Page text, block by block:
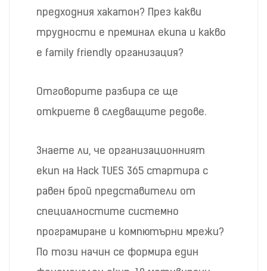
предходния хакатон? През какви
трудности е преминал екипа и какво
е family friendly организация?
Отговорите разбира се ще
откриете в следващите редове.
Знаете ли, че организационният
екип на Hack TUES 365 стартира с
равен брой представители от
специалностите системно
програмиране и компютърни мрежи?
По този начин се формира един